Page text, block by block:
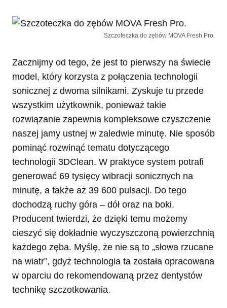
Szczoteczka do zębów MOVA Fresh Pro.
Zacznijmy od tego, że jest to pierwszy na świecie
model, który korzysta z połączenia technologii
sonicznej z dwoma silnikami. Zyskuje tu przede
wszystkim użytkownik, ponieważ takie
rozwiązanie zapewnia kompleksowe czyszczenie
naszej jamy ustnej w zaledwie minutę. Nie sposób
pominąć rozwinąć tematu dotyczącego
technologii 3DClean. W praktyce system potrafi
generować 69 tysięcy wibracji sonicznych na
minutę, a także aż 39 600 pulsacji. Do tego
dochodzą ruchy góra – dół oraz na boki.
Producent twierdzi, że dzięki temu możemy
cieszyć się dokładnie wyczyszczoną powierzchnią
każdego zęba. Myślę, że nie są to „słowa rzucane
na wiatr”, gdyż technologia ta została opracowana
w oparciu do rekomendowaną przez dentystów
technikę szczotkowania.